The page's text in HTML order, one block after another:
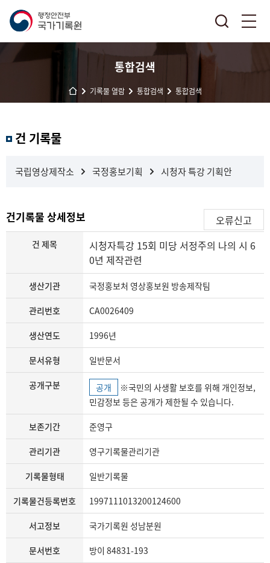
통합검색
기록물 열람 통합검색 통합검색
과 건 기록물
국립영상제작소 국정홍보기획 시청자 특강 기획안
건기록물 상세정보 오류신고
건 제목
시청자특강 15회 미당 서정주의 나의 시 6
0년 제작관련
생산기관 국정홍보처 영상홍보원 방송제작팀
관리번호 CA0026409
생산연도 1996년
문서유형 일반문서
공개구분 공개
민감정보 등은 공개가 제한될 수 있습니다.
보존기간 준영구
관리기관 영구기록물관리기관
기록물형태 일반기록물
기록물건등록번호 1997111013200124600
서고정보 국가기록원 성남분원
문서번호 방이 84831-193